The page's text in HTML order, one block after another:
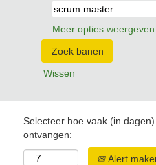
Meer opties weergeven
Wissen
Selecteer hoe vaak (in
ontvangen:
Alert